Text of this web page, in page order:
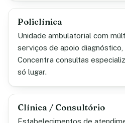
Policlínica
Unidade ambulatorial com
serviços de apoio diagnóstico,
Concentra consultas
só lugar.
Clínica / Consultório
Estabelecimentos de